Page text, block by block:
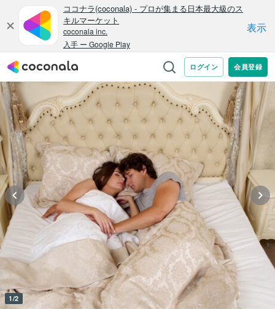
1/2